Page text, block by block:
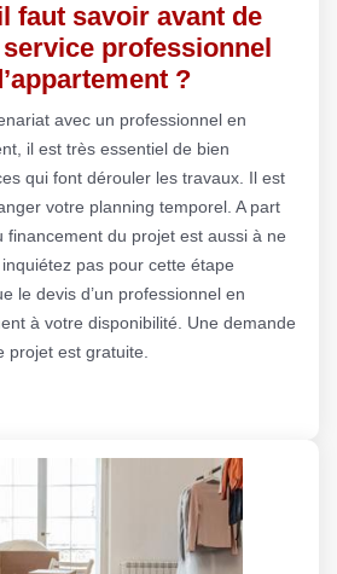
faut savoir avant de
professionnel
?
avec un professionnel en
il est très essentiel de bien
qui font dérouler les travaux. Il est
votre planning temporel. A part
financement du projet est aussi à ne
pas pour cette étape
le devis d’un professionnel en
à votre disponibilité. Une demande
projet est gratuite.